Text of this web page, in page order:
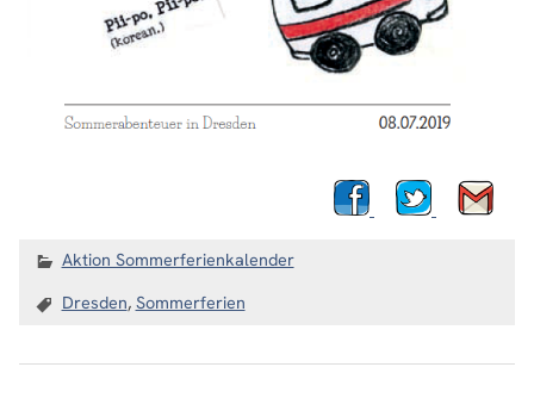
Aktion Sommerferienkalender
Dresden, Sommerferien